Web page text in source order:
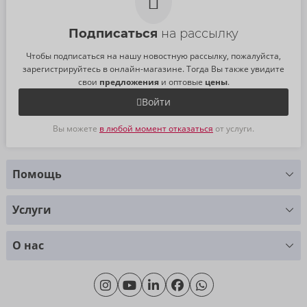
Подписаться на рассылку
Чтобы подписаться на нашу новостную рассылку, пожалуйста,
зарегистрируйтесь в онлайн-магазине. Тогда Вы также увидите
свои предложенияи оптовые цены.
Войти
Вы можете в любой момент отказаться от услуги.
Помощь
Monday - Thursday: 09:00am - 04:00pm
Friday: 09:00am - 3:00pm (CET/CEST)
Услуги
О нас
О нас
Продолжительность